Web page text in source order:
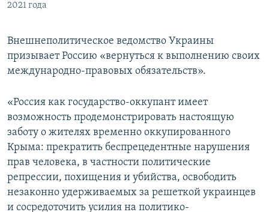
2021 года
Внешнеполитическое ведомство Украины
призывает Россию «вернуться к выполнению своих
международно-правовых обязательств».
«Россия как государство-оккупант имеет
возможность продемонстрировать настоящую
заботу о жителях временно оккупированного
Крыма: прекратить беспрецедентные нарушения
прав человека, в частности политические
репрессии, похищения и убийства, освободить
незаконно удерживаемых за решеткой украинцев
и сосредоточить усилия на политико-